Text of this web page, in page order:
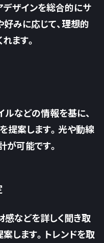
ザインを総合的にサ
みに応じて、理想的
ます。
などの情報を基に、
提案します。光や動線
が可能です。
感などを詳しく聞き取
します。トレンドを取